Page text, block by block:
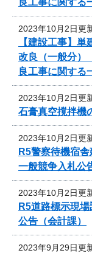
2023年10月2日更
【建設工事】
改良（一般分）
良工事に関する
2023年10月2日更
石膏真空撹拌機
2023年10月2日更
R5警察待機宿
一般競争入札公
2023年10月2日更
R5道路標示現
公告（会計課）
2023年9月29日更